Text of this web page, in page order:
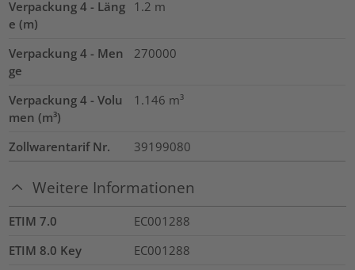
Verpackung 4 - Läng
e (m)
1.2 m
Verpackung 4 - Men
ge
270000
Verpackung 4 - Volu
men (m³)
1.146 m³
Zollwarentarif Nr. 39199080
Weitere Informationen
ETIM 7.0
EC001288
ETIM 8.0 Key
EC001288